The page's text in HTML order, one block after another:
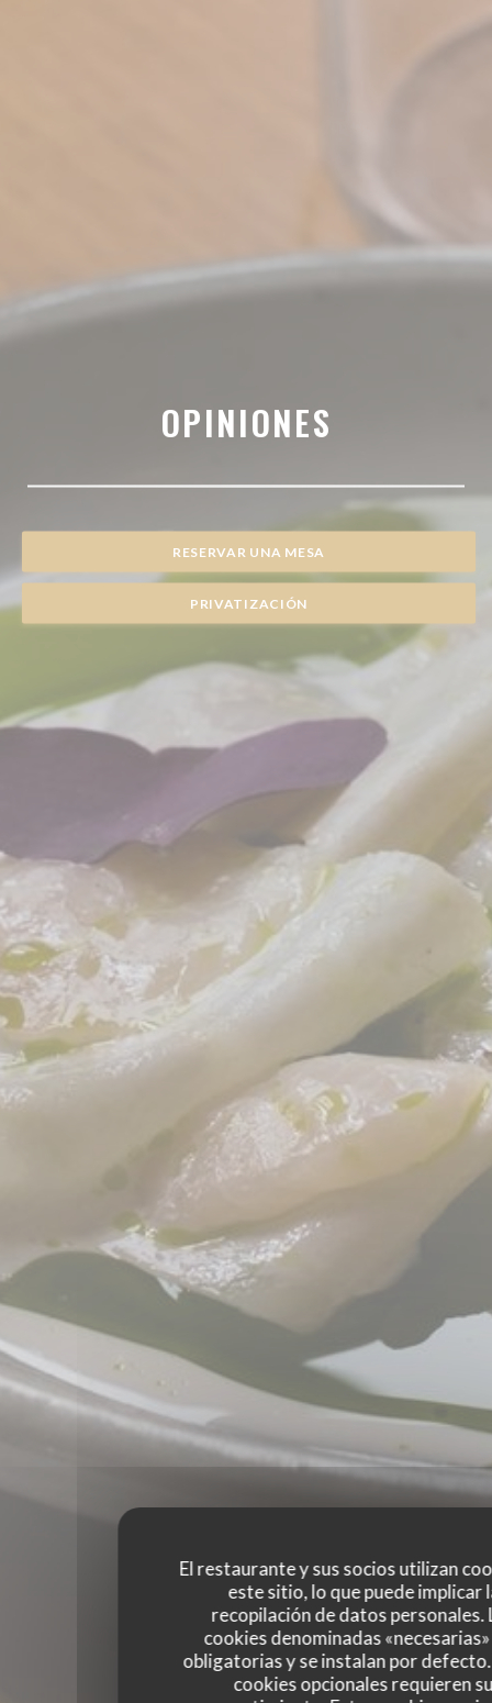
El restaurante y sus socios utilizan
este sitio, lo que puede implicar
recopilación de datos personales.
cookies denominadas
obligatorias y se instalan por
cookies opcionales requieren
OPINIONES
RESERVAR UNA MESA
PRIVATIZACIÓN